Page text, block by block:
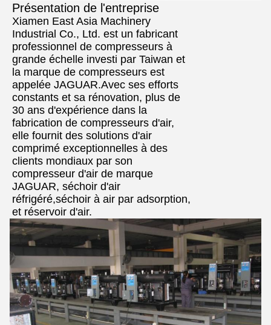
Présentation de l'entreprise
Xiamen East Asia Machinery
Industrial Co., Ltd. est un fabricant
professionnel de compresseurs à
grande échelle investi par Taiwan et
la marque de compresseurs est
appelée JAGUAR.Avec ses efforts
constants et sa rénovation, plus de
30 ans d'expérience dans la
fabrication de compresseurs d'air,
elle fournit des solutions d'air
comprimé exceptionnelles à des
clients mondiaux par son
compresseur d'air de marque
JAGUAR, séchoir d'air
réfrigéré,séchoir à air par adsorption,
et réservoir d'air.